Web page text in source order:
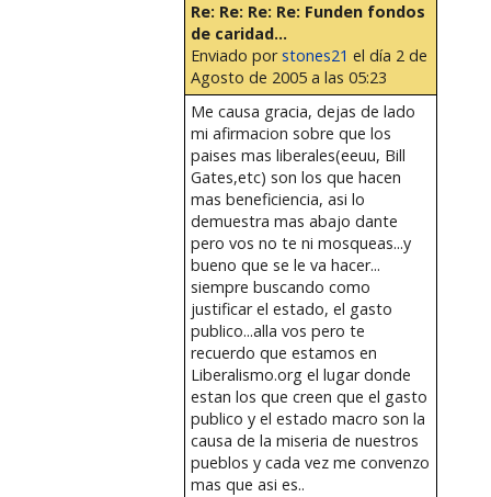
Re: Re: Re: Re: Funden fondos
de caridad...
Enviado porstones21 el día 2 de
Agosto de 2005 a las 05:23
Me causa gracia, dejas de lado
mi afirmacion sobre que los
paises mas liberales(eeuu, Bill
Gates,etc) son los que hacen
mas beneficiencia, asi lo
demuestra mas abajo dante
pero vos no te ni mosqueas...y
bueno que se le va hacer...
siempre buscando como
justificar el estado, el gasto
publico...alla vos pero te
recuerdo que estamos en
Liberalismo.org el lugar donde
estan los que creen que el gasto
publico y el estado macro son la
causa de la miseria de nuestros
pueblos y cada vez me convenzo
mas que asi es..